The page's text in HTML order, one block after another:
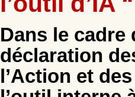
Dans le cadre
déclaration
l’Action et